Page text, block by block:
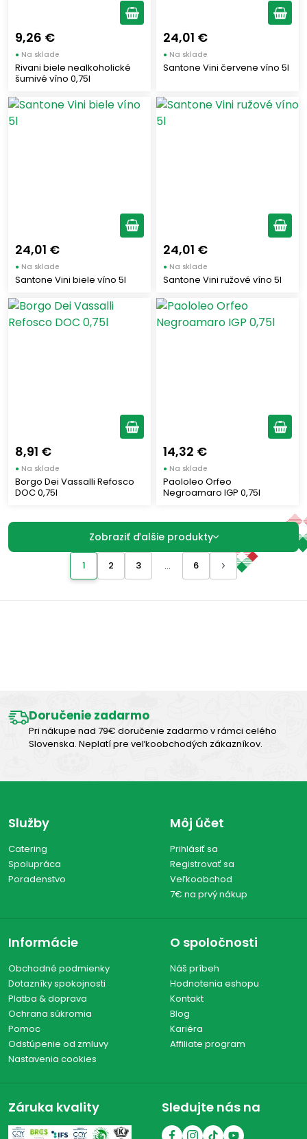
9,26 €
● Na sklade
Rivani biele nealkoholické
šumivé víno 0,75l
24,01 €
● Na sklade
Santone Vini červene víno 5l
24,01 €
● Na sklade
Santone Vini biele víno 5l
24,01 €
● Na sklade
Santone Vini ružové víno 5l
8,91 €
● Na sklade
Borgo Dei Vassalli Refosco
DOC 0,75l
14,32 €
● Na sklade
Paololeo Orfeo
Negroamaro IGP 0,75l
Zobraziť ďalšie produkty
1 2 3 ... 6
Doručenie zadarmo
Pri nákupe nad 79€ doručenie zadarmo v rámci celého
Slovenska. Neplatí pre veľkoobchodých zákazníkov.
Služby
Catering
Spolupráca
Poradenstvo
Môj účet
Prihlásiť sa
Registrovať sa
Veľkoobchod
7€ na prvý nákup
Informácie
Obchodné podmienky
Dotazníky spokojnosti
Platba & doprava
Ochrana súkromia
Pomoc
Odstúpenie od zmluvy
Nastavenia cookies
O spoločnosti
Náš príbeh
Hodnotenia eshopu
Kontakt
Blog
Kariéra
Affiliate program
Záruka kvality Sledujte nás na